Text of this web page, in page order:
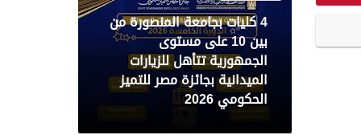
إصابة مسن صدمته سيارة
نقل أثناء عبور الطريق في
طهطا بسوهاج